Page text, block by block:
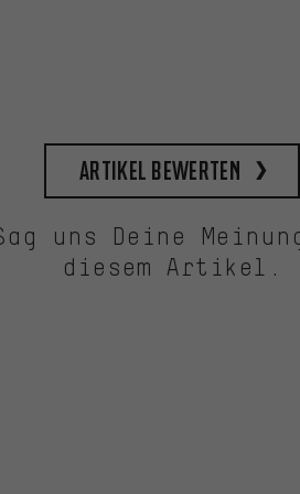
Artikel bewerten
uns Deine
diesem Artikel.